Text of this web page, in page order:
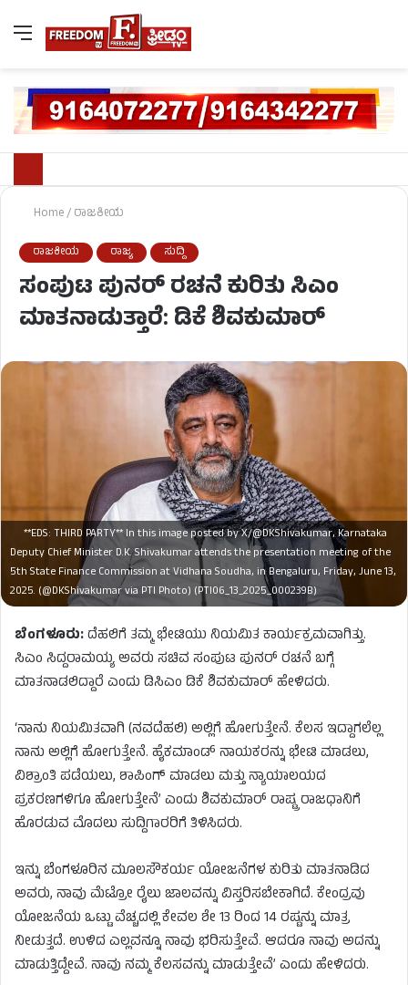
Home/ರಾಜಕೀಯ
ರಾಜಕೀಯ ರಾಜ್ಯ ಸುದ್ದಿ
ಸಂಪುಟ ಪುನರ್ ರಚನೆ ಕುರಿತು ಸಿಎಂ
ಮಾತನಾಡುತ್ತಾರೆ: ಡಿಕೆ ಶಿವಕುಮಾರ್
**EDS: THIRD PARTY** In this image posted by X/@DKShivakumar, Karnataka
Deputy Chief Minister D.K. Shivakumar attends the presentation meeting of the
5th State Finance Commission at Vidhana Soudha, in Bengaluru, Friday, June 13,
2025. (@DKShivakumar via PTI Photo) (PTI06_13_2025_000239B)
ಬೆಂಗಳೂರು:ದೆಹಲಿಗೆ ತಮ್ಮ ಭೇಟಿಯು ನಿಯಮಿತ ಕಾರ್ಯಕ್ರಮವಾಗಿತ್ತು.
ಸಿಎಂ ಸಿದ್ದರಾಮಯ್ಯ ಅವರು ಸಚಿವ ಸಂಪುಟ ಪುನರ್ ರಚನೆ ಬಗ್ಗೆ
ಮಾತನಾಡಲಿದ್ದಾರೆ ಎಂದು ಡಿಸಿಎಂ ಡಿಕೆ ಶಿವಕುಮಾರ್ ಹೇಳಿದರು.
‘ನಾನು ನಿಯಮಿತವಾಗಿ (ನವದೆಹಲಿ) ಅಲ್ಲಿಗೆ ಹೋಗುತ್ತೇನೆ. ಕೆಲಸ ಇದ್ದಾಗಲೆಲ್ಲ
ನಾನು ಅಲ್ಲಿಗೆ ಹೋಗುತ್ತೇನೆ. ಹೈಕಮಾಂಡ್ ನಾಯಕರನ್ನು ಭೇಟಿ ಮಾಡಲು,
ವಿಶ್ರಾಂತಿ ಪಡೆಯಲು, ಶಾಪಿಂಗ್ ಮಾಡಲು ಮತ್ತು ನ್ಯಾಯಾಲಯದ
ಪ್ರಕರಣಗಳಿಗೂ ಹೋಗುತ್ತೇನೆ’ ಎಂದು ಶಿವಕುಮಾರ್ ರಾಷ್ಟ್ರ ರಾಜಧಾನಿಗೆ
ಹೊರಡುವ ಮೊದಲು ಸುದ್ದಿಗಾರರಿಗೆ ತಿಳಿಸಿದರು.
ಇನ್ನು ಬೆಂಗಳೂರಿನ ಮೂಲಸೌಕರ್ಯ ಯೋಜನೆಗಳ ಕುರಿತು ಮಾತನಾಡಿದ
ಅವರು, ನಾವು ಮೆಟ್ರೋ ರೈಲು ಜಾಲವನ್ನು ವಿಸ್ತರಿಸಬೇಕಾಗಿದೆ. ಕೇಂದ್ರವು
ಯೋಜನೆಯ ಒಟ್ಟು ವೆಚ್ಚದಲ್ಲಿ ಕೇವಲ ಶೇ 13 ರಿಂದ 14 ರಷ್ಟನ್ನು ಮಾತ್ರ
ನೀಡುತ್ತದೆ. ಉಳಿದ ಎಲ್ಲವನ್ನೂ ನಾವು ಭರಿಸುತ್ತೇವೆ. ಆದರೂ ನಾವು ಅದನ್ನು
ಮಾಡುತ್ತಿದ್ದೇವೆ. ನಾವು ನಮ್ಮ ಕೆಲಸವನ್ನು ಮಾಡುತ್ತೇವೆ’ ಎಂದು ಹೇಳಿದರು.